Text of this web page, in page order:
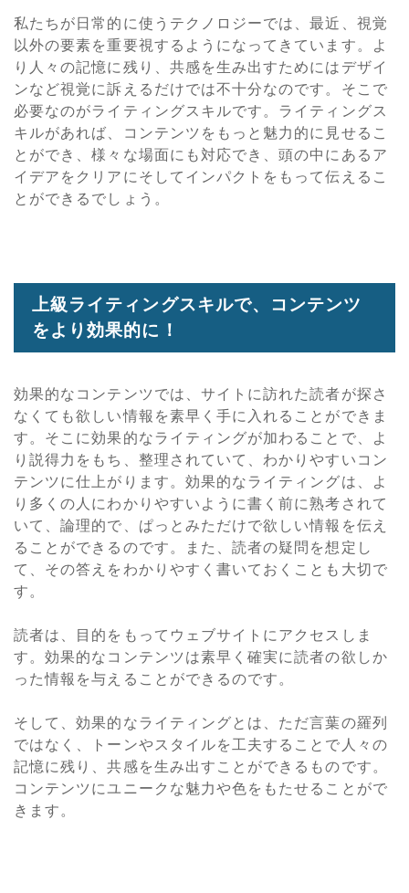
私たちが日常的に使うテクノロジーでは、最近、視覚
以外の要素を重要視するようになってきています。よ
り人々の記憶に残り、共感を生み出すためにはデザイ
ンなど視覚に訴えるだけでは不十分なのです。そこで
必要なのがライティングスキルです。ライティングス
キルがあれば、コンテンツをもっと魅力的に見せるこ
とができ、様々な場面にも対応でき、頭の中にあるア
イデアをクリアにそしてインパクトをもって伝えるこ
とができるでしょう。
上級ライティングスキルで、コンテンツ
をより効果的に！
効果的なコンテンツでは、サイトに訪れた読者が探さ
なくても欲しい情報を素早く手に入れることができま
す。そこに効果的なライティングが加わることで、よ
り説得力をもち、整理されていて、わかりやすいコン
テンツに仕上がります。効果的なライティングは、よ
り多くの人にわかりやすいように書く前に熟考されて
いて、論理的で、ぱっとみただけで欲しい情報を伝え
ることができるのです。また、読者の疑問を想定し
て、その答えをわかりやすく書いておくことも大切で
す。
読者は、目的をもってウェブサイトにアクセスしま
す。効果的なコンテンツは素早く確実に読者の欲しか
った情報を与えることができるのです。
そして、効果的なライティングとは、ただ言葉の羅列
ではなく、トーンやスタイルを工夫することで人々の
記憶に残り、共感を生み出すことができるものです。
コンテンツにユニークな魅力や色をもたせることがで
きます。